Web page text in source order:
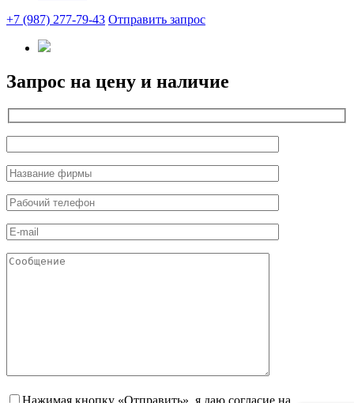
+7 (987) 277-79-43 Отправить запрос
Запрос на цену и наличие